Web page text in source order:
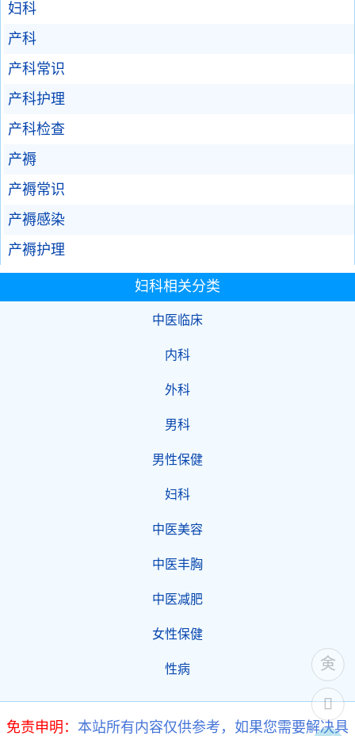
妇科
产科
产科常识
产科护理
产科检查
产褥
产褥常识
产褥感染
产褥护理
妇科相关分类
中医临床
内科
外科
男科
男性保健
妇科
中医美容
中医丰胸
中医减肥
女性保健
性病
免责申明： 本站所有内容仅供参考，如果您需要解决具